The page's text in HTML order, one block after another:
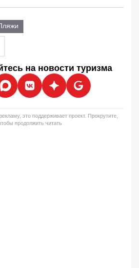
на новости туризма
это поддерживает проект. Прокрутите,
продолжить читать